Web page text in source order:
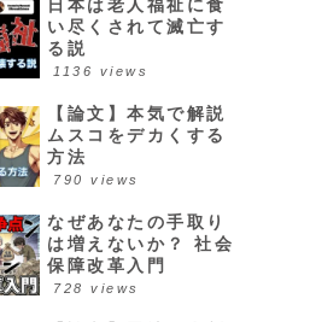
日本は老人福祉に食
い尽くされて滅亡す
る説
1136 views
【論文】本気で解説
ムスコをデカくする
方法
790 views
なぜあなたの手取り
は増えないか？ 社会
保障改革入門
728 views